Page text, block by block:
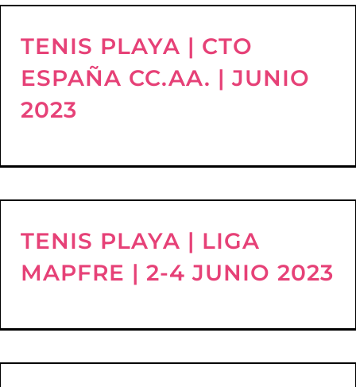
TENIS PLAYA | CTO
ESPAÑA CC.AA. | JUNIO
2023
TENIS PLAYA | LIGA
MAPFRE | 2-4 JUNIO 2023